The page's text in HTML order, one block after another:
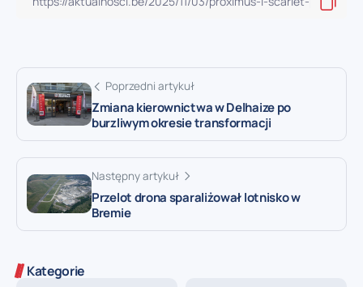
Poprzedni artykuł
Zmiana kierownictwa w Delhaize po
burzliwym okresie transformacji
Następny artykuł
Przelot drona sparaliżował lotnisko w
Bremie
Kategorie